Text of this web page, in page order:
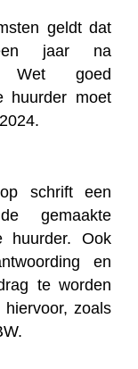
geldt dat
jaar na
Wet goed
huurder moet
schrift een
gemaakte
huurder. Ook
en
te worden
zoals